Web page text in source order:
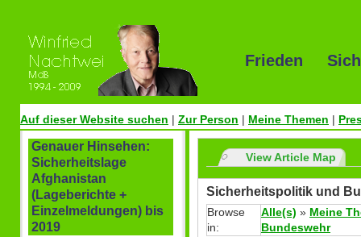
Frieden
Auf dieser Website suchen | Zur Person | Meine Themen |
Genauer Hinsehen:
Sicherheitslage
Afghanistan
(Lageberichte +
Einzelmeldungen) bis
2019
View Article Map
Sicherheitspolitik und
Browse
in:
Alle(s) » Meine
Bundeswehr